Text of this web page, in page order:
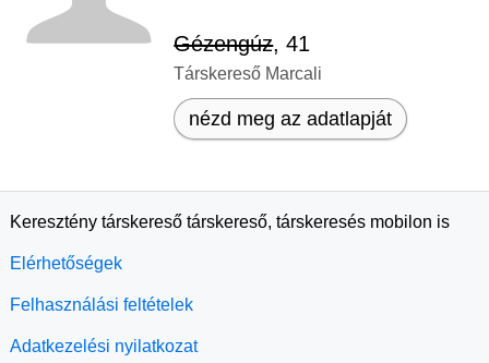
Gézengúz, 41
Társkereső Marcali
nézd meg az adatlapját
Keresztény társkereső társkereső, társkeresés mobilon is
Elérhetőségek
Felhasználási feltételek
Adatkezelési nyilatkozat